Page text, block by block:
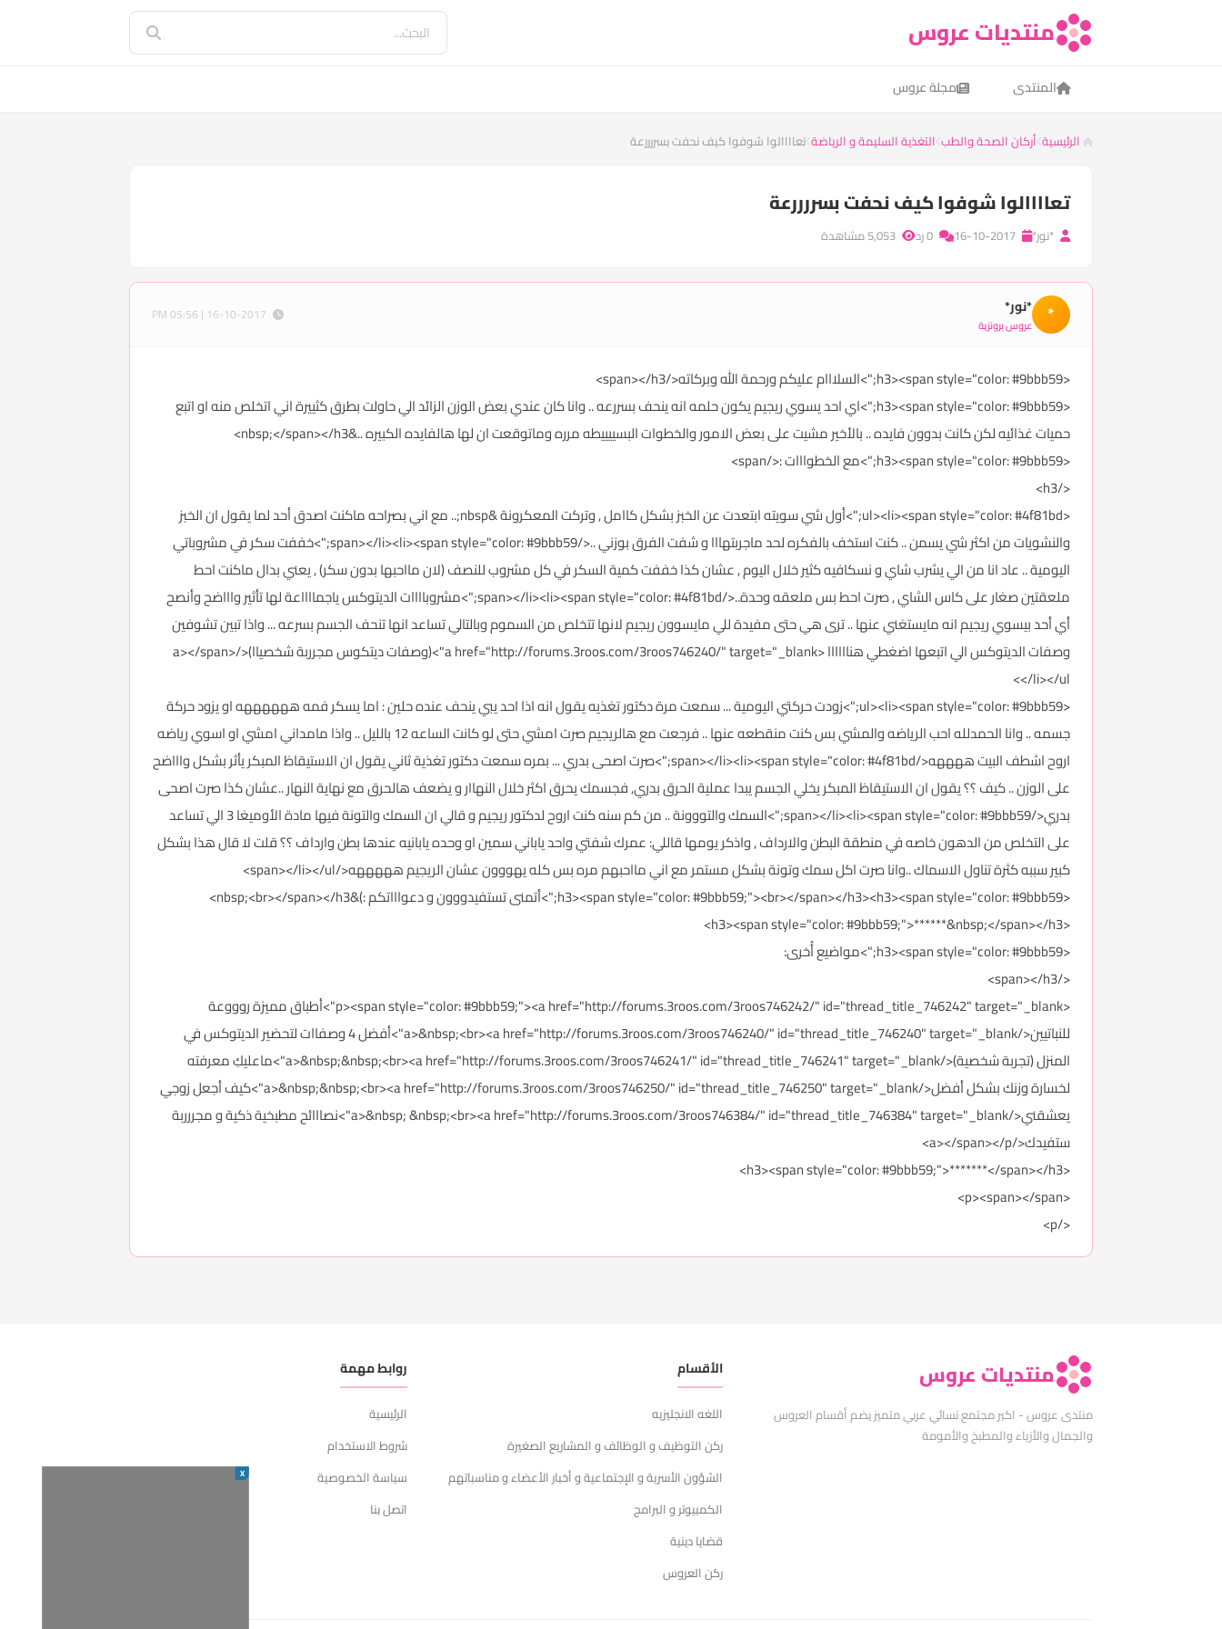
منتديات عروس
المنتدى مجلة عروس
الرئيسية أركان الصحة والطب التغذية السليمة و الرياضة تعاااالوا شوفوا كيف نحفت بسررررعة
تعاااالوا شوفوا كيف نحفت بسررررعة
*نور*
* *نور*
عروس برونزية
<h3><span style="color: #9bbb59;">السلااام عليكم ورحمة الله وبركاته</span></h3>
<h3><span style="color: #9bbb59;">اي احد يسوي ريجيم يكون حلمه انه ينحف بسررعه .. وانا كان عندي بعض الوزن الزائد الي حاولت بطرق كثييرة اني اتخلص منه او اتبع
حميات غذائيه لكن كانت بدوون فايده .. بالأخير مشيت على بعض الامور والخطوات البسييييطه مرره وماتوقعت ان لها هالفايده الكبيره ..&nbsp;</span></h3>
<h3><span style="color: #9bbb59;">مع الخطوااات :</span>
</h3>
<ul><li><span style="color: #4f81bd;">أول شي سويته ابتعدت عن الخبز بشكل كاامل , وتركت المعكرونة &nbsp;.. مع اني بصراحه ماكنت اصدق أحد لما يقول ان الخبز
والنشويات من اكثر شي يسمن .. كنت استخف بالفكره لحد ماجربتهااا و شفت الفرق بوزني ..</span></li><li><span style="color: #9bbb59;">خففت سكر في مشروباتي
اليومية .. عاد انا من الي يشرب شاي و نسكافيه كثير خلال اليوم , عشان كذا خففت كمية السكر في كل مشروب للنصف (لان مااحبها بدون سكر) , يعني بدال ماكنت احط
ملعقتين صغار على كاس الشاي , صرت احط بس ملعقه وحدة..</span></li><li><span style="color: #4f81bd;">مشروباااات الديتوكس ياجمااااعة لها تأثير واااضح وأنصح
أي أحد بيسوي ريجيم انه مايستغني عنها .. ترى هي حتى مفيدة للي مايسوون ريجيم لانها تتخلص من السموم وبالتالي تساعد انها تنحف الجسم بسرعه ... واذا تبين تشوفين
وصفات الديتوكس الي اتبعها اضغطي هناااااا <a href="http://forums.3roos.com/3roos746240/" target="_blank">(وصفات ديتكوس مجرربة شخصياا)</a></span>
</li></ul>
<ul><li><span style="color: #9bbb59;">زودت حركتي اليومية ... سمعت مرة دكتور تغذيه يقول انه اذا احد يبي ينحف عنده حلين : اما يسكر فمه ههههههه او يزود حركة
جسمه .. وانا الحمدلله احب الرياضه والمشي بس كنت منقطعه عنها .. فرجعت مع هالريجيم صرت امشي حتى لو كانت الساعه 12 بالليل .. واذا مامداني امشي او اسوي رياضه
اروح اشطف البيت ههههه</span></li><li><span style="color: #4f81bd;">صرت اصحى بدري ... بمره سمعت دكتور تغذية ثاني يقول ان الاستيقاظ المبكر يأثر بشكل واااضح
على الوزن .. كيف ؟؟ يقول ان الاستيقاظ المبكر يخلي الجسم يبدا عملية الحرق بدري, فجسمك يحرق اكثر خلال النهاار و يضعف هالحرق مع نهاية النهار ..عشان كذا صرت اصحى
بدري</span></li><li><span style="color: #9bbb59;">السمك والتووونة .. من كم سنه كنت اروح لدكتور ريجيم و قالي ان السمك والتونة فيها مادة الأوميغا 3 الي تساعد
على التخلص من الدهون خاصه في منطقة البطن والارداف , واذكر يومها قاللي: عمرك شفتي واحد ياباني سمين او وحده يابانيه عندها بطن وارداف ؟؟ قلت لا قال هذا بشكل
كبير سببه كثرة تناول الاسماك ..وانا صرت اكل سمك وتونة بشكل مستمر مع اني مااحبهم مره بس كله يهووون عشان الريجيم هههههه</span></li></ul>
<h3><span style="color: #9bbb59;"><br></span></h3><h3><span style="color: #9bbb59;">أتمنى تستفيدووون و دعواااتكم :)&nbsp;<br></span></h3>
<h3><span style="color: #9bbb59;">******&nbsp;</span></h3>
<h3><span style="color: #9bbb59;">مواضيع أُخرى:
</span></h3>
<p><span style="color: #9bbb59;"><a href="http://forums.3roos.com/3roos746242/" id="thread_title_746242" target="_blank">أطباق مميزة روووعة
للنباتيين</a>&nbsp;<br><a href="http://forums.3roos.com/3roos746240/" id="thread_title_746240" target="_blank">أفضل 4 وصفاات لتحضير الديتوكس في
المنزل (تجربة شخصية)</a>&nbsp;&nbsp;<br><a href="http://forums.3roos.com/3roos746241/" id="thread_title_746241" target="_blank">ماعليكِ معرفته
لخسارة وزنك بشكل أفضل</a>&nbsp;&nbsp;<br><a href="http://forums.3roos.com/3roos746250/" id="thread_title_746250" target="_blank">كيف أجعل زوجي
يعشقني</a>&nbsp; &nbsp;<br><a href="http://forums.3roos.com/3roos746384/" id="thread_title_746384" target="_blank">نصااائح مطبخية ذكية و مجررربة
ستفيدك</a></span></p>
<h3><span style="color: #9bbb59;">*******</span></h3>
<p><span></span>
</p>
منتديات عروس
منتدى عروس - اكبر مجتمع نسائي عربي متميز يضم أقسام العروس
والجمال والأزياء والمطبخ والأمومة
الأقسام
اللغه الانجليزيه
ركن التوظيف و الوظائف و المشاريع الصغيرة
الشؤون الأسرية و الإجتماعية و أخبار الأعضاء و مناسباتهم
الكمبيوتر و البرامج
قضايا دينية
ركن العروس
روابط مهمة
الرئيسية
شروط الاستخدام
سياسة الخصوصية
اتصل بنا
X